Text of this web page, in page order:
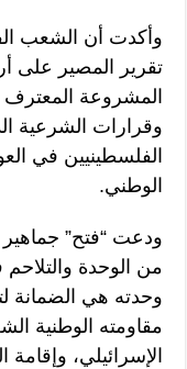
وأكدت أن الشعب
تقرير المصير على
المشروعة المعترف
وقرارات الشرعية
الفلسطينيين في
الوطني.
ودعت “فتح” جماهير
من الوحدة
وحدته هي الضمانة
مقاومته الوطنية
الإسرائيلي،